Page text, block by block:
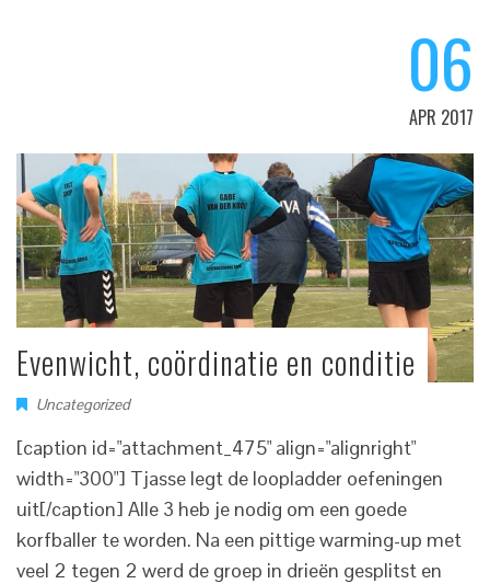
06
APR 2017
Evenwicht, coördinatie en conditie
Uncategorized
[caption id="attachment_475" align="alignright"
width="300"] Tjasse legt de loopladder oefeningen
uit[/caption] Alle 3 heb je nodig om een goede
korfballer te worden. Na een pittige warming-up met
veel 2 tegen 2 werd de groep in drieën gesplitst en